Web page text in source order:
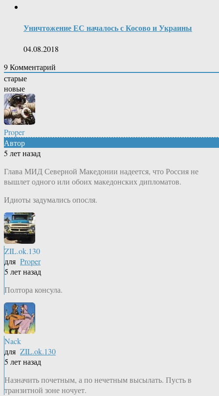
Уничтожение ЕС началось с Косово и Украины
04.08.2018
9Комментарий
старые
новые
Proper
Автор
5 лет назад
Глава МИД Северной Македонии надеется, что Россия не
вышлет одного или обоих македонских дипломатов.
Идиоты задумались опосля.
ZIL.ok.130
для Proper
5 лет назад
Полтора консула.
Nack
для ZIL.ok.130
5 лет назад
Назначить почетным, а по нечетным высылать. Пусть в
транзитной зоне ночует.